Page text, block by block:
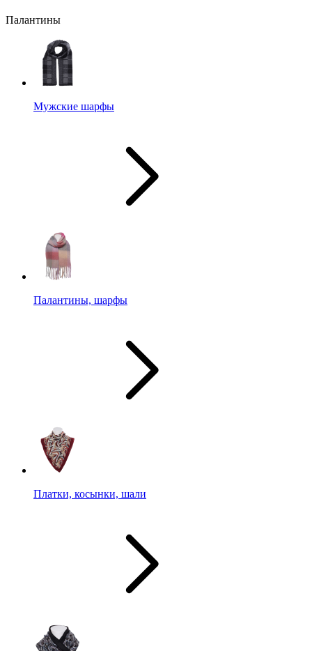
Палантины
Мужские шарфы
Палантины, шарфы
Платки, косынки, шали